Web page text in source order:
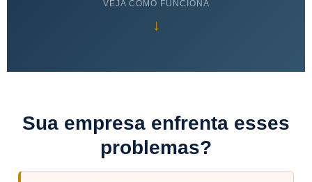
VEJA COMO FUNCIONA
↓
Sua empresa enfrenta esses
problemas?